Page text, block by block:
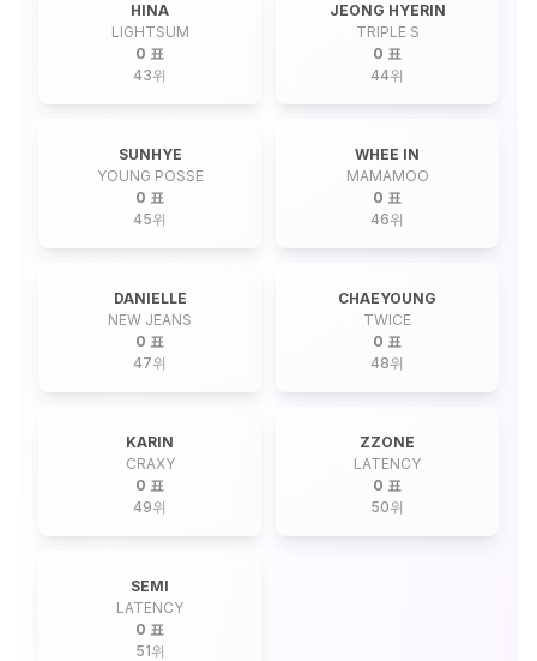
HINA
LIGHTSUM
0 표
43위
JEONG HYERIN
TRIPLE S
0 표
44위
SUNHYE
YOUNG POSSE
0 표
45위
WHEE IN
MAMAMOO
0 표
46위
DANIELLE
NEW JEANS
0 표
47위
CHAEYOUNG
TWICE
0 표
48위
KARIN
CRAXY
0 표
49위
ZZONE
LATENCY
0 표
50위
SEMI
LATENCY
0 표
51위